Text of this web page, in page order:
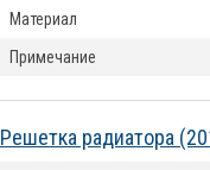
Материал
Примечание
Решетка радиатора